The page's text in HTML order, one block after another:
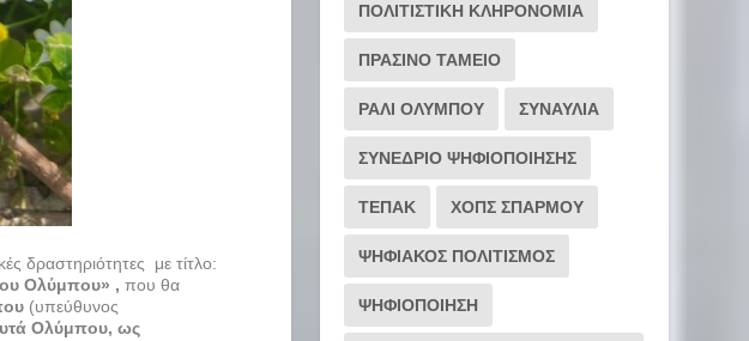
δραστηριότητες με τίτλο:
Ολύμπου» ,που θα
(υπεύθυνος
Ολύμπου, ως
ΠΟΛΙΤΙΣΤΙΚΗ ΚΛΗΡΟΝΟΜΙΑ
ΠΡΑΣΙΝΟ ΤΑΜΕΙΟ
ΡΆΛΙ ΟΛΎΜΠΟΥ ΣΥΝΑΥΛΙΑ
ΣΥΝΕΔΡΙΟ ΨΗΦΙΟΠΟΙΗΣΗΣ
ΤΕΠΑΚ ΧΟΠΣ ΣΠΑΡΜΟΥ
ΨΗΦΙΑΚΟΣ ΠΟΛΙΤΙΣΜΟΣ
ΨΗΦΙΟΠΟΙΗΣΗ